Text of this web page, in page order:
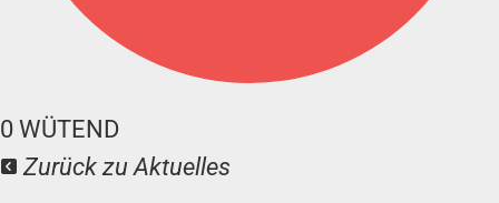
0 WÜTEND
Zurück zu Aktuelles